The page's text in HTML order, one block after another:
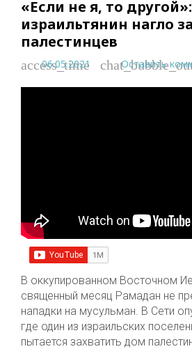
«Если не я, то другой»:
израильтянин нагло
палестинцев
access_time
06.05.2021 Оставить
В оккупированном Восточном
священный месяц Рамадан не
нападки на мусульман. В Сети
где один из израильских
пытается захватить дом